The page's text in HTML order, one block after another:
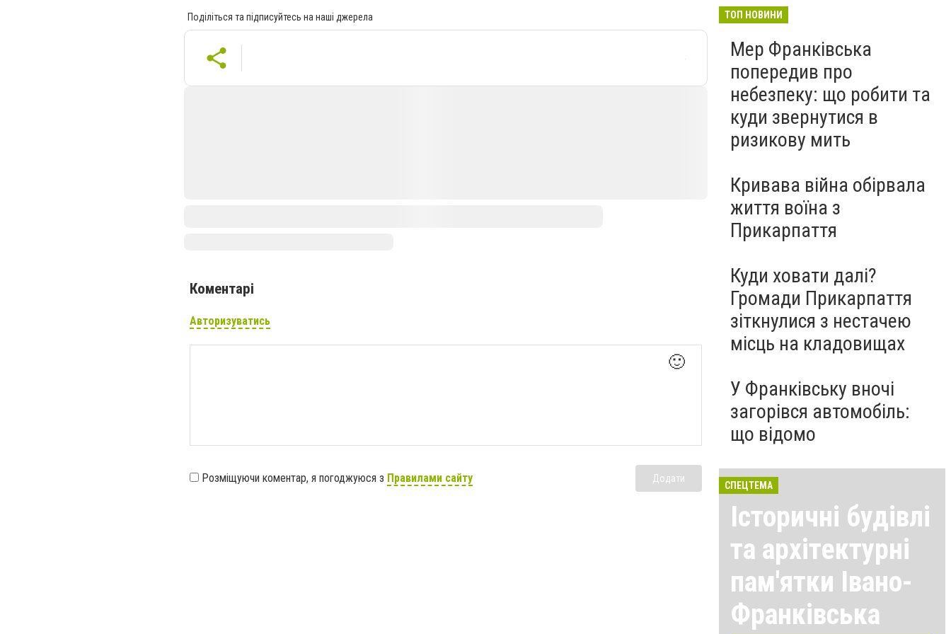
Поділіться та підписуйтесь на наші джерела
Коментарі
Авторизуватись
🙂
Розміщуючи коментар, я погоджуюся з Правилами сайту Додати
ТОП НОВИНИ
Мер Франківська
попередив про
небезпеку: що робити та
куди звернутися в
ризикову мить
Кривава війна обірвала
життя воїна з
Прикарпаття
Куди ховати далі?
Громади Прикарпаття
зіткнулися з нестачею
місць на кладовищах
У Франківську вночі
загорівся автомобіль:
що відомо
СПЕЦТЕМА
Історичні будівлі
та архітектурні
пам'ятки Івано-
Франківська